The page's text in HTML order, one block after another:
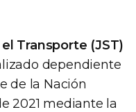
Transporte (JST)
dependiente
de la Nación
2021 mediante la